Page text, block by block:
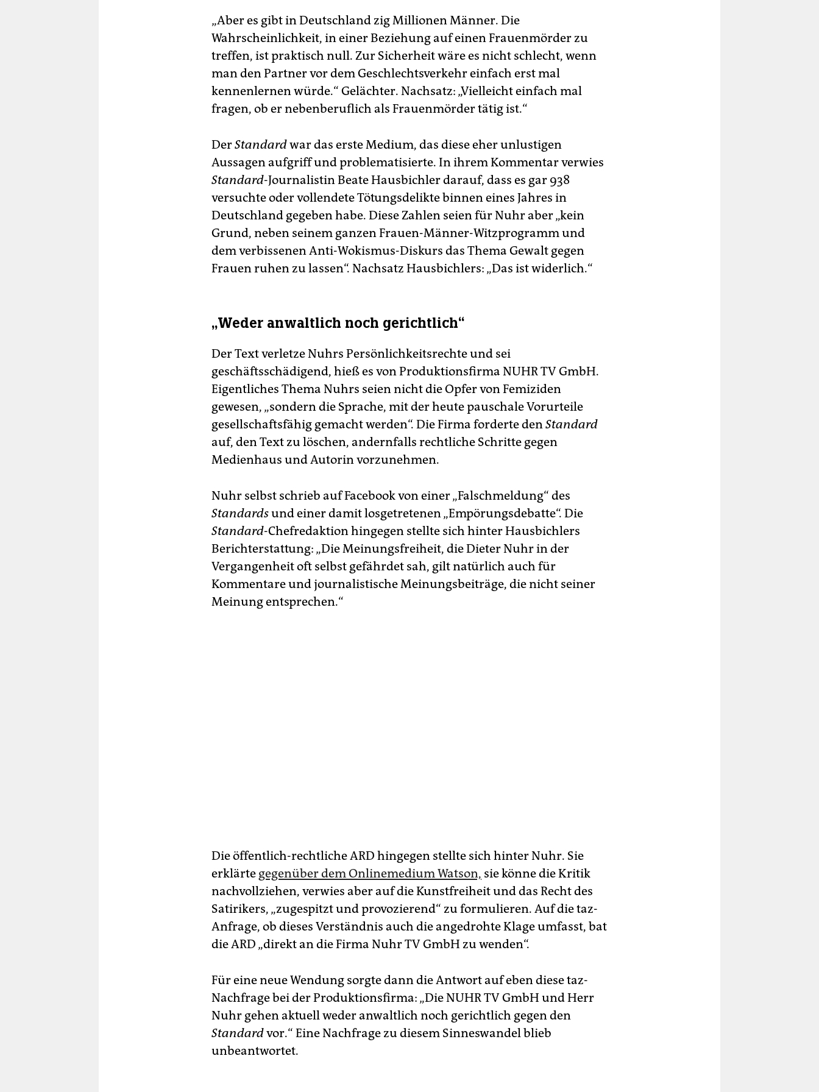
„Aber es gibt in Deutschland zig Millionen Männer. Die
Wahrscheinlichkeit, in einer Beziehung auf einen Frauenmörder zu
treffen, ist praktisch null. Zur Sicherheit wäre es nicht schlecht, wenn
man den Partner vor dem Geschlechtsverkehr einfach erst mal
kennenlernen würde.“ Gelächter. Nachsatz: „Vielleicht einfach mal
fragen, ob er nebenberuflich als Frauenmörder tätig ist.“
DerStandardwar das erste Medium, das diese eher unlustigen
Aussagen aufgriff und problematisierte. In ihrem Kommentar verwies
Standard-Journalistin Beate Hausbichler darauf, dass es gar 938
versuchte oder vollendete Tötungsdelikte binnen eines Jahres in
Deutschland gegeben habe. Diese Zahlen seien für Nuhr aber „kein
Grund, neben seinem ganzen Frauen-Männer-Witzprogramm und
dem verbissenen Anti-Wokismus-Diskurs das Thema Gewalt gegen
Frauen ruhen zu lassen“. Nachsatz Hausbichlers: „Das ist widerlich.“
„Weder anwaltlich noch gerichtlich“
Der Text verletze Nuhrs Persönlichkeitsrechte und sei
geschäftsschädigend, hieß es von Produktionsfirma NUHR TV GmbH.
Eigentliches Thema Nuhrs seien nicht die Opfer von Femiziden
gewesen, „sondern die Sprache, mit der heute pauschale Vorurteile
gesellschaftsfähig gemacht werden“. Die Firma forderte denStandard
auf, den Text zu löschen, andernfalls rechtliche Schritte gegen
Medienhaus und Autorin vorzunehmen.
Nuhr selbst schrieb auf Facebook von einer „Falschmeldung“ des
Standardsund einer damit losgetretenen „Empörungsdebatte“. Die
Standard-Chefredaktion hingegen stellte sich hinter Hausbichlers
Berichterstattung: „Die Meinungsfreiheit, die Dieter Nuhr in der
Vergangenheit oft selbst gefährdet sah, gilt natürlich auch für
Kommentare und journalistische Meinungsbeiträge, die nicht seiner
Meinung entsprechen.“
Die öffentlich-rechtliche ARD hingegen stellte sich hinter Nuhr. Sie
erklärte gegenüber dem Onlinemedium Watson, sie könne die Kritik
nachvollziehen, verwies aber auf die Kunstfreiheit und das Recht des
Satirikers, „zugespitzt und provozierend“ zu formulieren. Auf die taz-
Anfrage, ob dieses Verständnis auch die angedrohte Klage umfasst, bat
die ARD „direkt an die Firma Nuhr TV GmbH zu wenden“.
Für eine neue Wendung sorgte dann die Antwort auf eben diese taz-
Nachfrage bei der Produktionsfirma: „Die NUHR TV GmbH und Herr
Nuhr gehen aktuell weder anwaltlich noch gerichtlich gegen den
Standardvor.“ Eine Nachfrage zu diesem Sinneswandel blieb
unbeantwortet.